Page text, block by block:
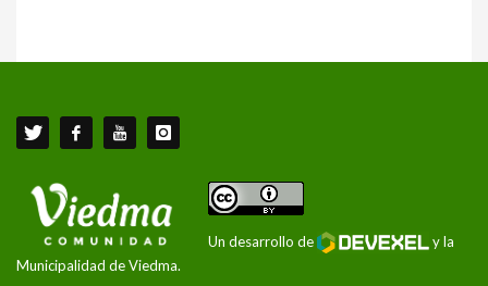
Un desarrollo de
y la
Municipalidad de Viedma.